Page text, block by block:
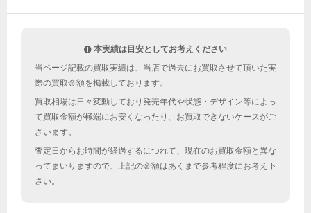
本実績は目安としてお考えください
当ページ記載の買取実績は、当店で過去にお買取させて頂いた実
際の買取金額を掲載しております。
買取相場は日々変動しており発売年代や状態・デザイン等によっ
て買取金額が極端にお安くなったり、お買取できないケースがご
ざいます。
査定日からお時間が経過するにつれて、現在のお買取金額と異な
ってまいりますので、上記の金額はあくまで参考程度にお考え下
さい。